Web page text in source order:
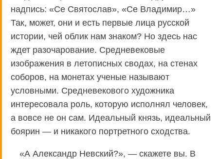
надпись: «Се Святослав», «Се Владимир…»
Так, может, они и есть первые лица русской
истории, чей облик нам знаком? Но здесь нас
ждет разочарование. Средневековые
изображения в летописных сводах, на стенах
соборов, на монетах ученые называют
условными. Средневекового художника
интересовала роль, которую исполнял человек,
а вовсе не он сам. Идеальный князь, идеальный
боярин — и никакого портретного сходства.
«А Александр Невский?», — скажете вы. В